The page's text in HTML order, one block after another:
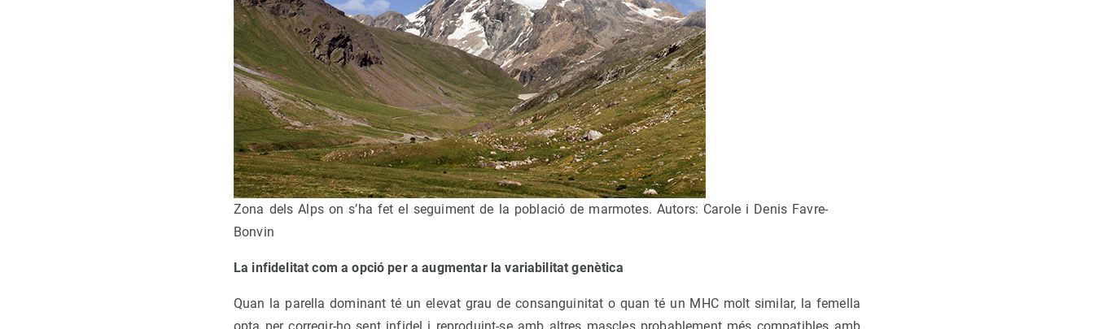
Zona dels Alps on s’ha fet el seguiment de la població de marmotes. Autors: Carole i Denis Favre-
Bonvin
La infidelitat com a opció per a augmentar la variabilitat genètica
Quan la parella dominant té un elevat grau de consanguinitat o quan té un MHC molt similar, la femella
opta per corregir-ho sent infidel i reproduint-se amb altres mascles probablement més compatibles amb